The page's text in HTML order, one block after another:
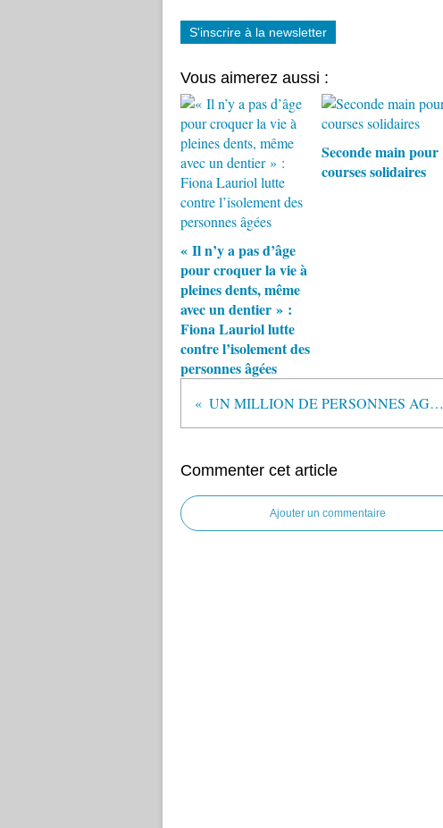
S'inscrire à la newsletter
Vous aimerez aussi :
« Il n’y a pas d’âge
pour croquer la vie à
pleines dents, même
avec un dentier » :
Fiona Lauriol lutte
contre l’isolement des
personnes âgées
Seconde main pour
courses solidaires
UN MILLION DE PERSONNES AGEES PRIVEES DU DERNIER QUART DE LEUR VIE
Commenter cet article
Ajouter un commentaire